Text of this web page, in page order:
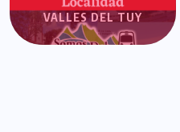
VALLES DEL TUY